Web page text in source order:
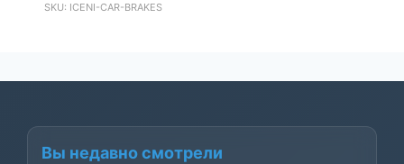
SKU: ICENI-CAR-BRAKES
Вы недавно смотрели